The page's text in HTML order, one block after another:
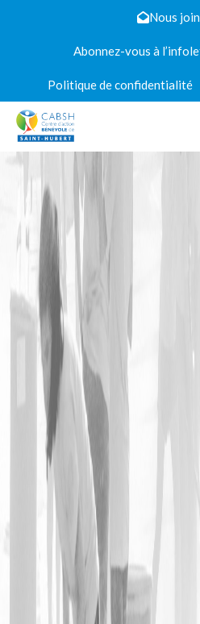
Nous
Abonnez-vous à
Politique de confidentialité